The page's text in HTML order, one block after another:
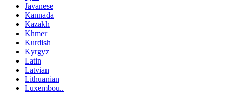
Javanese
Kannada
Kazakh
Khmer
Kurdish
Kyrgyz
Latin
Latvian
Lithuanian
Luxembou..